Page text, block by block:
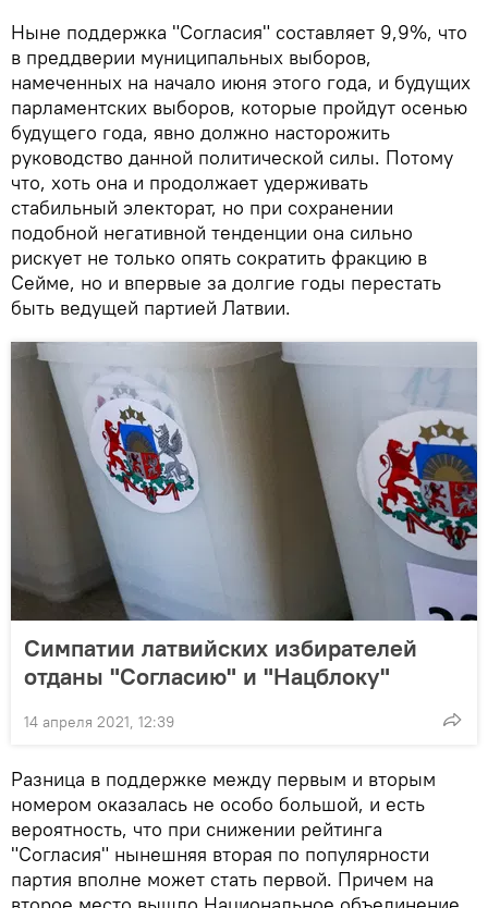
Ныне поддержка "Согласия" составляет 9,9%, что
в преддверии муниципальных выборов,
намеченных на начало июня этого года, и будущих
парламентских выборов, которые пройдут осенью
будущего года, явно должно насторожить
руководство данной политической силы. Потому
что, хоть она и продолжает удерживать
стабильный электорат, но при сохранении
подобной негативной тенденции она сильно
рискует не только опять сократить фракцию в
Сейме, но и впервые за долгие годы перестать
быть ведущей партией Латвии.
Симпатии латвийских избирателей
отданы "Согласию" и "Нацблоку"
14 апреля 2021, 12:39
Разница в поддержке между первым и вторым
номером оказалась не особо большой, и есть
вероятность, что при снижении рейтинга
"Согласия" нынешняя вторая по популярности
партия вполне может стать первой. Причем на